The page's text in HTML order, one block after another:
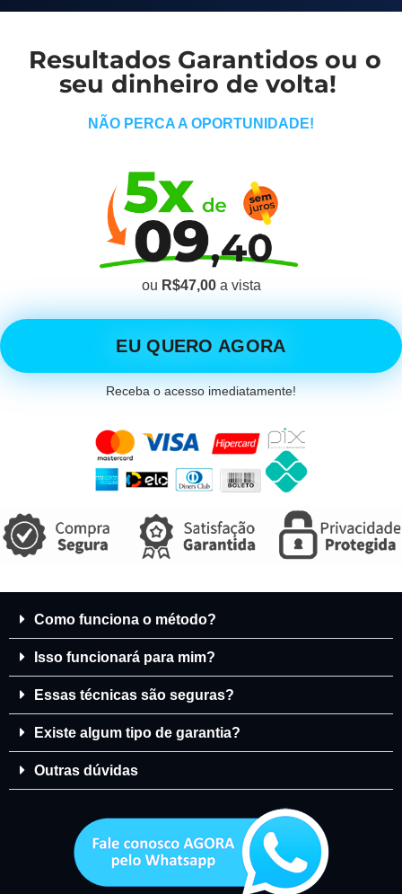
Resultados Garantidos ou o
seu dinheiro de volta!
NÃO PERCA A OPORTUNIDADE!
ou R$47,00a vista
EU QUERO AGORA
Receba o acesso imediatamente!
Como funciona o método?
Isso funcionará para mim?
Essas técnicas são seguras?
Existe algum tipo de garantia?
Outras dúvidas